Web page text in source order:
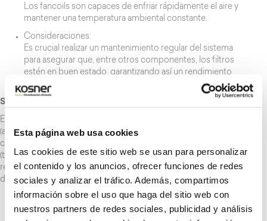
Esta página web usa cookies
Las cookies de este sitio web se usan para personalizar
el contenido y los anuncios, ofrecer funciones de redes
sociales y analizar el tráfico. Además, compartimos
información sobre el uso que haga del sitio web con
nuestros partners de redes sociales, publicidad y análisis
Los fancoils son capaces de enfriar rápidamente el aire y
mantener una temperatura ambiental constante.
Consideraciones:
Es crucial realizar un mantenimiento regular del sistema
para asegurar que, entre otros componentes, los filtros
estén en buen estado, garantizando así un rendimiento
óptimo.
Suelo radiante refrescante
En una instalación formada por bombas de calor aerotérmicas
(aire-agua) y suelo radiante refrescante, las tuberías por donde
circula el agua fría, discurren bajo el pavimento del inmueble
(transformando al pavimento en un emisor uniforme de frío). La
regulación óptima de la temperatura de agua de este sistema
debe ser de 18 °C.
Ventajas:
Gran eficiencia energética. Proporciona una